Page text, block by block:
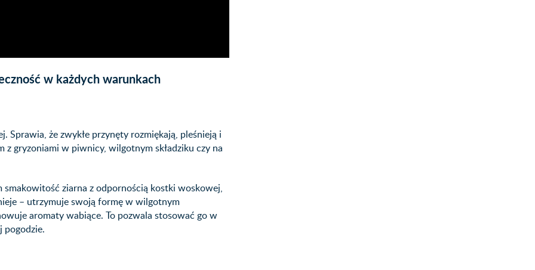
w każdych warunkach
że zwykłe przynęty rozmiękają, pleśnieją i
z gryzoniami w piwnicy, wilgotnym składziku czy na
smakowitość ziarna z odpornością kostki woskowej,
– utrzymuje swoją formę w wilgotnym
aromaty wabiące. To pozwala stosować go w
pogodzie.